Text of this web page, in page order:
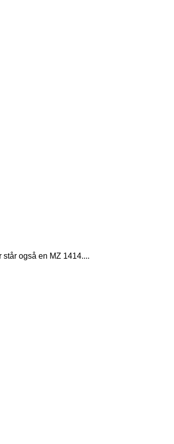
også en MZ 1414....